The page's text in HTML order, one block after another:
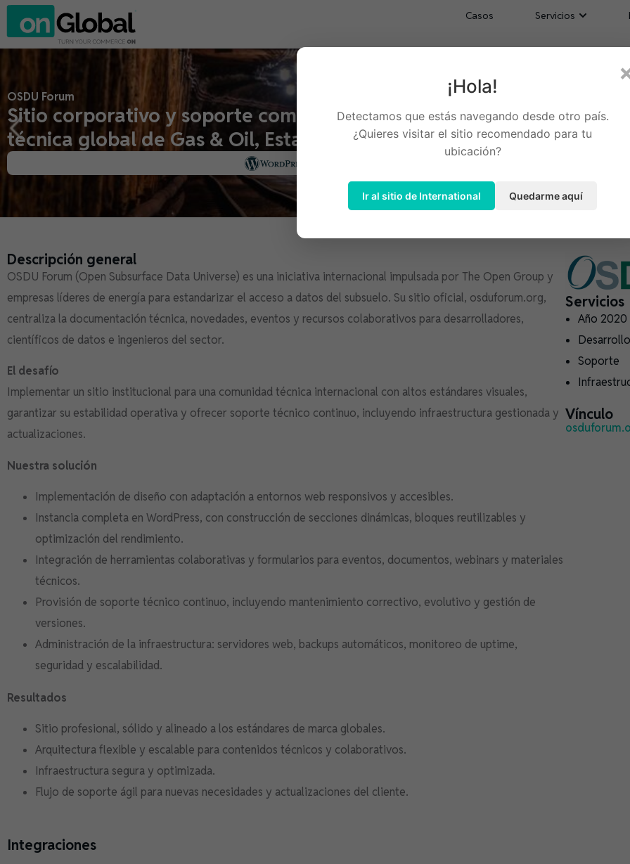
Casos Servicios
OSDU Forum
Sitio corporativo y soporte completo para una comunidad
técnica global de Gas & Oil, Estados Unidos
Descripción general
OSDU Forum (Open Subsurface Data Universe) es una iniciativa internacional impulsada por The Open Group y
empresas líderes de energía para estandarizar el acceso a datos del subsuelo. Su sitio oficial, osduforum.org,
centraliza la documentación técnica, novedades, eventos y recursos colaborativos para desarrolladores,
científicos de datos e ingenieros del sector.
El desafío
Implementar un sitio institucional para una comunidad técnica internacional con altos estándares visuales,
garantizar su estabilidad operativa y ofrecer soporte técnico continuo, incluyendo infraestructura gestionada y
actualizaciones.
Nuestra solución
Implementación de diseño con adaptación a entornos web responsivos y accesibles.
Instancia completa en WordPress, con construcción de secciones dinámicas, bloques reutilizables y
optimización del rendimiento.
Integración de herramientas colaborativas y formularios para eventos, documentos, webinars y materiales
técnicos.
Provisión de soporte técnico continuo, incluyendo mantenimiento correctivo, evolutivo y gestión de
versiones.
Administración de la infraestructura: servidores web, backups automáticos, monitoreo de uptime,
seguridad y escalabilidad.
Resultados
Sitio profesional, sólido y alineado a los estándares de marca globales.
Arquitectura flexible y escalable para contenidos técnicos y colaborativos.
Infraestructura segura y optimizada.
Flujo de soporte ágil para nuevas necesidades y actualizaciones del cliente.
Integraciones
Servicios
Año 2020
Desarrollo
Soporte
Vínculo
¡Hola!
Detectamos que estás navegando desde otro país.
¿Quieres visitar el sitio recomendado para tu
ubicación?
Ir al sitio de International Quedarme aquí